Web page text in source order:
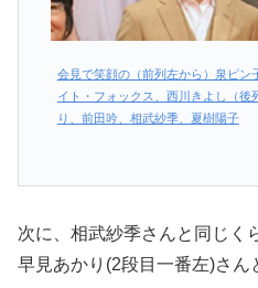
会見で笑顔の（前列左から）泉ピン
イト・フォックス、西川きよし（後
り、前田吟、相武紗季、夏樹陽子
次に、相武紗季さんと同じく
早見あかり(2段目一番左)さん